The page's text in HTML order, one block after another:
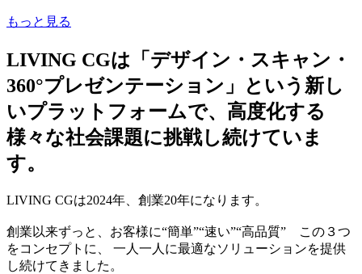
もっと見る
LIVING CGは「デザイン・スキャン・
360°プレゼンテーション」という新し
いプラットフォームで、高度化する
様々な社会課題に挑戦し続けていま
す。
LIVING CGは2024年、創業20年になります。
創業以来ずっと、お客様に“簡単”“速い”“高品質” この３つ
をコンセプトに、 一人一人に最適なソリューションを提供
し続けてきました。